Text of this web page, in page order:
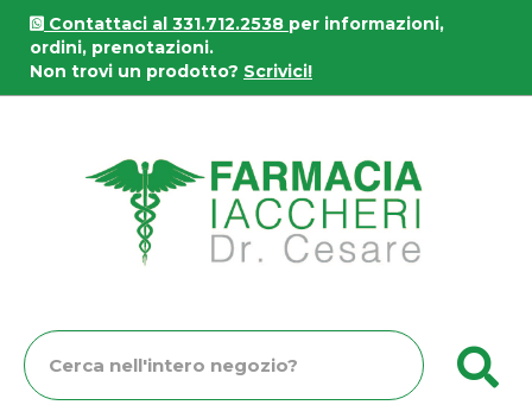
Passa
contenuto
principale
Contattaci al 331.712.2538 per informazioni,
ordini, prenotazioni.
Non trovi un prodotto? Scrivici!
Cerca
Prodotto